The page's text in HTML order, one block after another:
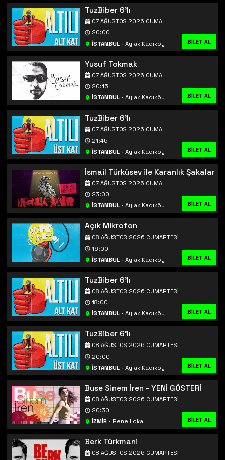
TuzBiber 6'lı
İSTANBUL- Aylak Kadıköy
07 AĞUSTOS 2026 CUMA
20:00
BİLET AL
Yusuf Tokmak
İSTANBUL- Aylak Kadıköy
07 AĞUSTOS 2026 CUMA
20:15
BİLET AL
TuzBiber 6'lı
İSTANBUL- Aylak Kadıköy
07 AĞUSTOS 2026 CUMA
21:45
BİLET AL
İsmail Türküsev ile Karanlık Şakalar
İSTANBUL- Aylak Kadıköy
07 AĞUSTOS 2026 CUMA
23:00
BİLET AL
Açık Mikrofon
İSTANBUL- Aylak Kadıköy
08 AĞUSTOS 2026 CUMARTESI
16:00
BİLET AL
TuzBiber 6'lı
İSTANBUL- Aylak Kadıköy
08 AĞUSTOS 2026 CUMARTESI
18:00
BİLET AL
TuzBiber 6'lı
İSTANBUL- Aylak Kadıköy
08 AĞUSTOS 2026 CUMARTESI
20:00
BİLET AL
Buse Sinem İren - YENİ GÖSTERİ
İZMİR- Rene Lokal
08 AĞUSTOS 2026 CUMARTESI
20:30
BİLET AL
Berk Türkmani
08 AĞUSTOS 2026 CUMARTESI